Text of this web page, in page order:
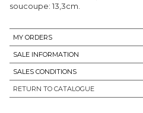
soucoupe: 13,3cm.
MY ORDERS
SALE INFORMATION
SALES CONDITIONS
RETURN TO CATALOGUE